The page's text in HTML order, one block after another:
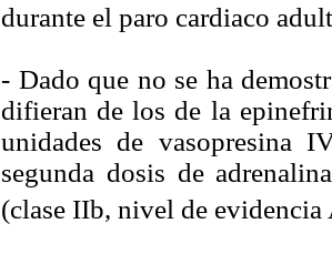
durante el paro cardiaco
- Dado que no se ha
difieran de los de la
unidades de vasopresina
segunda dosis de
(clase IIb, nivel de evidencia